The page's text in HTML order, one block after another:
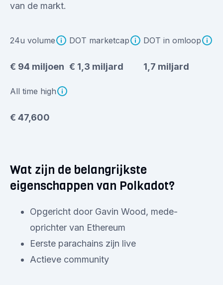
van de markt.
24u volume
€ 94 miljoen
DOT marketcap
€ 1,3 miljard
DOT in omloop
1,7 miljard
All time high
€ 47,600
Wat zijn de belangrijkste
eigenschappen van Polkadot?
Opgericht door Gavin Wood, mede-
oprichter van Ethereum
Eerste parachains zijn live
Actieve community